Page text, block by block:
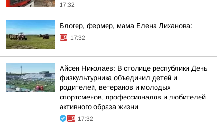
17:32
Блогер, фермер, мама Елена Лиханова:
17:32
Айсен Николаев: В столице республики День
физкультурника объединил детей и
родителей, ветеранов и молодых
спортсменов, профессионалов и любителей
активного образа жизни
17:32